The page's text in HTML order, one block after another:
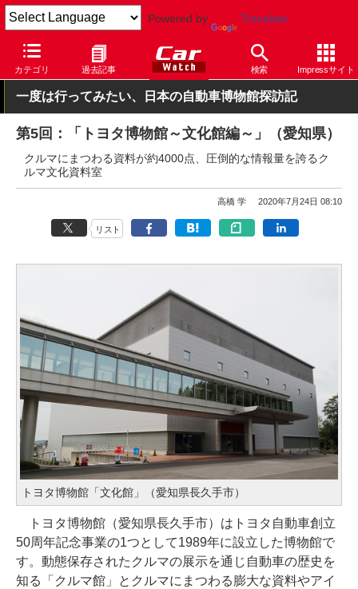
Powered by Translate
カテゴリ 過去記事 検索 Impressサイト
Car Watch 自動車 トヨタ
一度は行ってみたい、日本の自動車博物館探訪記
第5回：「トヨタ博物館～文化館編～」（愛知県）
クルマにまつわる資料が約4000点、圧倒的な情報量を誇るク
ルマ文化資料室
高橋 学 2020年7月24日 08:10
リスト
トヨタ博物館「文化館」（愛知県長久手市）
トヨタ博物館（愛知県長久手市）はトヨタ自動車創立
50周年記念事業の1つとして1989年に設立した博物館で
す。動態保存されたクルマの展示を通じ自動車の歴史を
知る「クルマ館」とクルマにまつわる膨大な資料やアイ